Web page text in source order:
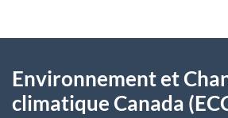
l
s
d
o
t
r
propos
Environnement et
climatique Canada